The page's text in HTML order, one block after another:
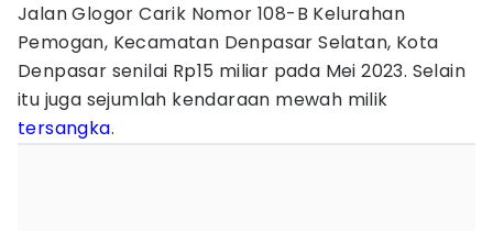
Jalan Glogor Carik Nomor 108-B Kelurahan
Pemogan, Kecamatan Denpasar Selatan, Kota
Denpasar senilai Rp15 miliar pada Mei 2023. Selain
itu juga sejumlah kendaraan mewah milik
tersangka.